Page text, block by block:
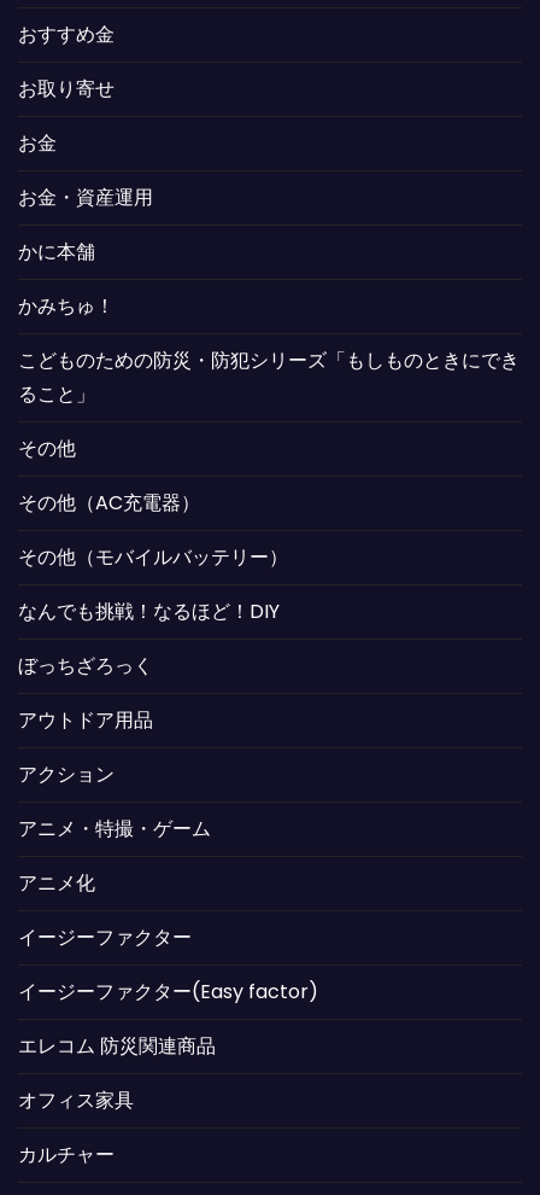
おすすめ金
お取り寄せ
お金
お金・資産運用
かに本舗
かみちゅ！
こどものための防災・防犯シリーズ「もしものときにでき
ること」
その他
その他（AC充電器）
その他（モバイルバッテリー）
なんでも挑戦！なるほど！DIY
ぼっちざろっく
アウトドア用品
アクション
アニメ・特撮・ゲーム
アニメ化
イージーファクター
イージーファクター(Easy factor)
エレコム 防災関連商品
オフィス家具
カルチャー